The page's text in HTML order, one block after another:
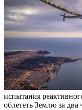
испытания
облететь Землю за два